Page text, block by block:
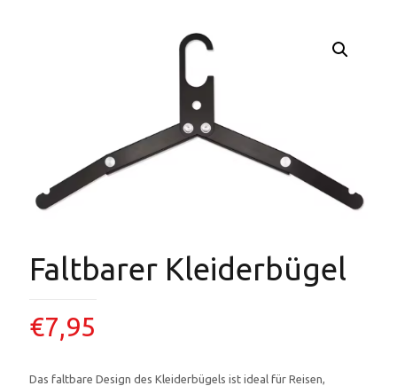
Faltbarer Kleiderbügel
€7,95
Das faltbare Design des Kleiderbügels ist ideal für Reisen,